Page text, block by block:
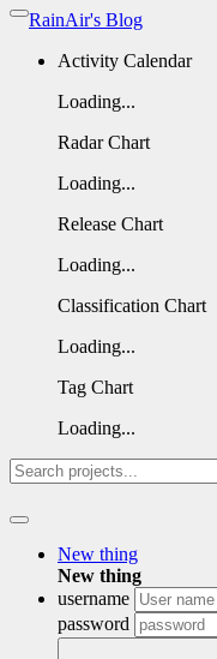
RainAir's Blog
Activity Calendar
Loading...
Radar Chart
Loading...
Release Chart
Loading...
Classification Chart
Loading...
Tag Chart
Loading...
New thing
New thing
username
password